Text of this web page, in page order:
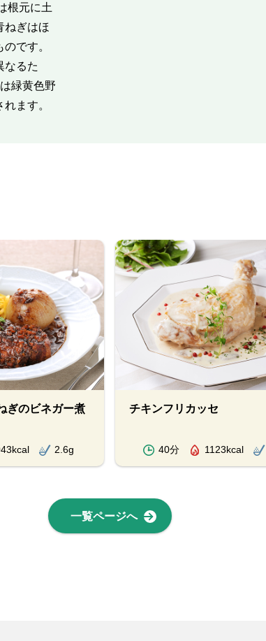
根元に土
ねぎはほ
です。
なるた
緑黄色野
ます。
ぎのビネガー煮
2.6g
チキンフリカッセ
40分 1123kcal
一覧ページへ